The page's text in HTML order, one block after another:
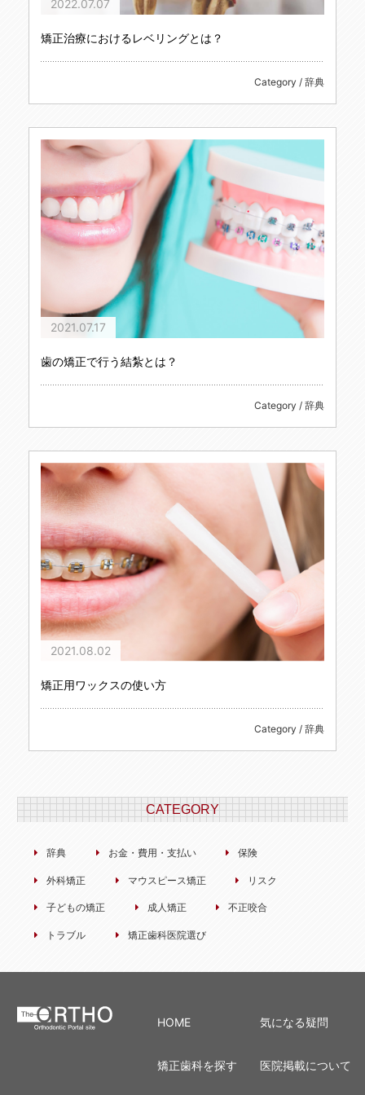
2022.07.07
矯正治療におけるレベリングとは？
Category / 辞典
2021.07.17
歯の矯正で行う結紮とは？
Category / 辞典
2021.08.02
矯正用ワックスの使い方
Category / 辞典
CATEGORY
辞典 お金・費用・支払い 保険
外科矯正 マウスピース矯正 リスク
子どもの矯正 成人矯正 不正咬合
トラブル 矯正歯科医院選び
HOME
矯正歯科を探す
気になる疑問
医院掲載について